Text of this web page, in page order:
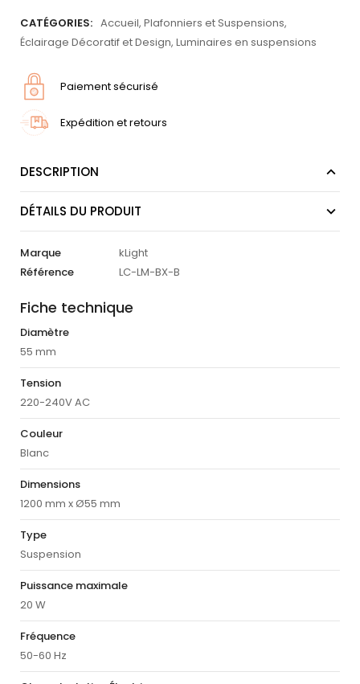
CATÉGORIES: Accueil, Plafonniers et Suspensions,
Éclairage Décoratif et Design, Luminaires en suspensions
Paiement sécurisé
Expédition et retours
DESCRIPTION
DÉTAILS DU PRODUIT
Marque
kLight
Référence
LC-LM-BX-B
Fiche technique
Diamètre
55 mm
Tension
220-240V AC
Couleur
Blanc
Dimensions
1200 mm x Ø55 mm
Type
Suspension
Puissance maximale
20 W
Fréquence
50-60 Hz